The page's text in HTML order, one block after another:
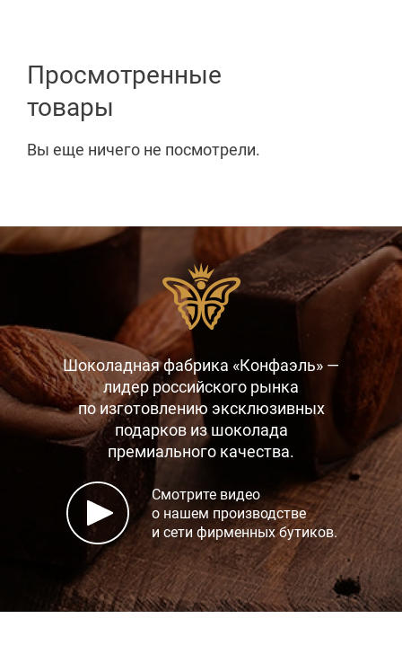
Просмотренные
товары
Вы еще ничего не посмотрели.
Шоколадная фабрика «Конфаэль» —
лидер российского рынка
по изготовлению эксклюзивных
подарков из шоколада
премиального качества.
Смотрите видео
о нашем производстве
и сети фирменных бутиков.